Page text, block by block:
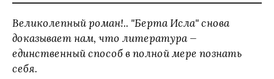
Великолепный роман!.. "Берта Исла" снова
доказывает нам, что литература —
единственный способ в полной мере познать
себя.